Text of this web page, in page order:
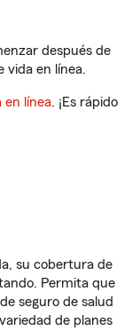
después de
vida en línea.
en línea. ¡Es rápido
su cobertura de
Permita que
seguro de salud
de planes